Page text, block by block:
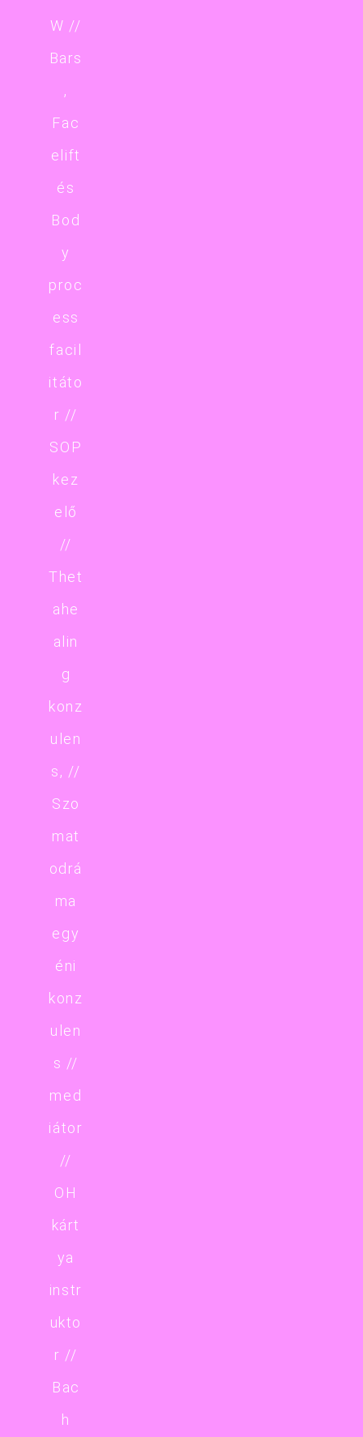
W //
Bars
,
Fac
elift
és
Bod
y
proc
ess
facil
itáto
r //
SOP
kez
elő
//
Thet
ahe
alin
g
konz
ulen
s, //
Szo
mat
odrá
ma
egy
éni
konz
ulen
s //
med
iátor
//
OH
kárt
ya
instr
ukto
r //
Bac
h